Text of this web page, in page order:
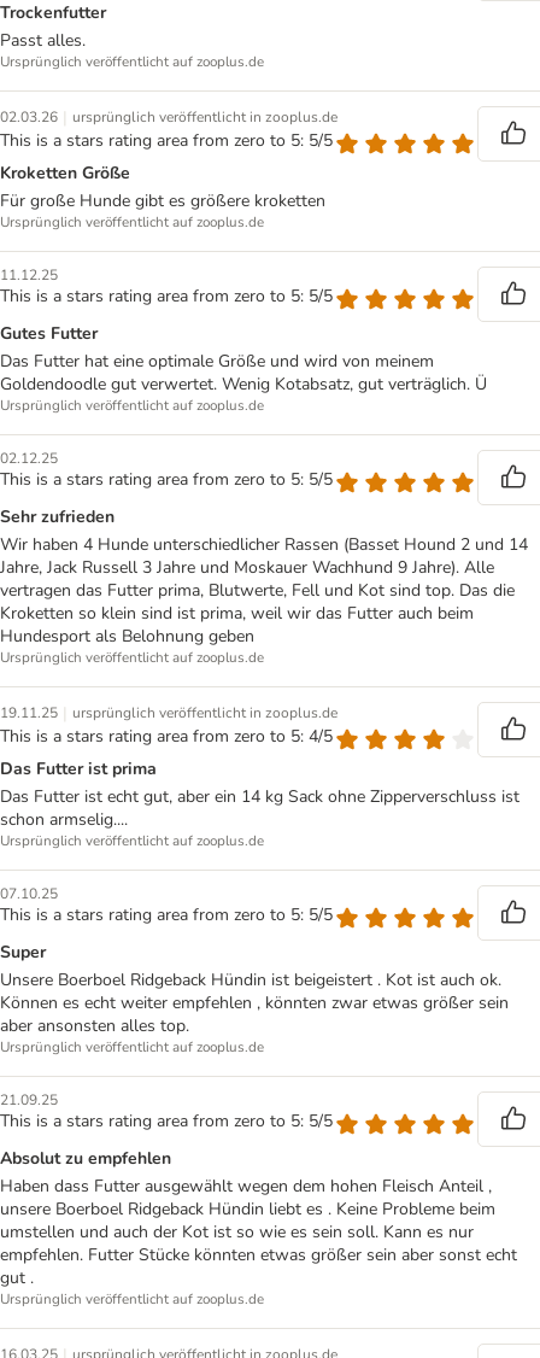
Trockenfutter
Passt alles.
Ursprünglich veröffentlicht auf zooplus.de
02.03.26 | ursprünglich veröffentlicht in zooplus.de
This is a stars rating area from zero to 5: 5/5
Kroketten Größe
Für große Hunde gibt es größere kroketten
Ursprünglich veröffentlicht auf zooplus.de
11.12.25
This is a stars rating area from zero to 5: 5/5
Gutes Futter
Das Futter hat eine optimale Größe und wird von meinem
Goldendoodle gut verwertet. Wenig Kotabsatz, gut verträglich. Ü
Ursprünglich veröffentlicht auf zooplus.de
02.12.25
This is a stars rating area from zero to 5: 5/5
Sehr zufrieden
Wir haben 4 Hunde unterschiedlicher Rassen (Basset Hound 2 und 14
Jahre, Jack Russell 3 Jahre und Moskauer Wachhund 9 Jahre). Alle
vertragen das Futter prima, Blutwerte, Fell und Kot sind top. Das die
Kroketten so klein sind ist prima, weil wir das Futter auch beim
Hundesport als Belohnung geben
Ursprünglich veröffentlicht auf zooplus.de
19.11.25 | ursprünglich veröffentlicht in zooplus.de
This is a stars rating area from zero to 5: 4/5
Das Futter ist prima
Das Futter ist echt gut, aber ein 14 kg Sack ohne Zipperverschluss ist
schon armselig....
Ursprünglich veröffentlicht auf zooplus.de
07.10.25
This is a stars rating area from zero to 5: 5/5
Super
Unsere Boerboel Ridgeback Hündin ist beigeistert . Kot ist auch ok.
Können es echt weiter empfehlen , könnten zwar etwas größer sein
aber ansonsten alles top.
Ursprünglich veröffentlicht auf zooplus.de
21.09.25
This is a stars rating area from zero to 5: 5/5
Absolut zu empfehlen
Haben dass Futter ausgewählt wegen dem hohen Fleisch Anteil ,
unsere Boerboel Ridgeback Hündin liebt es . Keine Probleme beim
umstellen und auch der Kot ist so wie es sein soll. Kann es nur
empfehlen. Futter Stücke könnten etwas größer sein aber sonst echt
gut .
Ursprünglich veröffentlicht auf zooplus.de